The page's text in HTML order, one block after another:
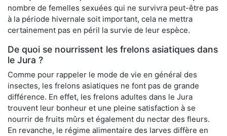
nombre de femelles sexuées qui ne survivra peut-être pas
à la période hivernale soit important, cela ne mettra
certainement pas en péril la survie de leur espèce.
De quoi se nourrissent les frelons asiatiques dans
le Jura ?
Comme pour rappeler le mode de vie en général des
insectes, les frelons asiatiques ne font pas de grande
différence. En effet, les frelons adultes dans le Jura
trouvent leur bonheur et une pleine satisfaction à se
nourrir de fruits mûrs et également du nectar des fleurs.
En revanche, le régime alimentaire des larves diffère en